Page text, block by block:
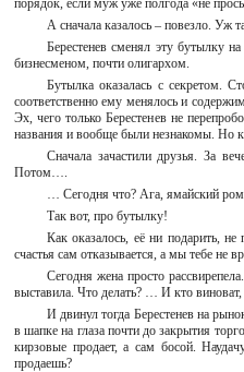
порядок, если муж уже полгода «не
А сначала казалось – повезло. Уж
Берестенев сменял эту бутылку
бизнесменом, почти олигархом.
Бутылка оказалась с секретом.
соответственно ему менялось и
Эх, чего только Берестенев не
названия и вообще были незнакомы. Но
Сначала зачастили друзья. За
Потом….
… Сегодня что? Ага, ямайский
Так вот, про бутылку!
Как оказалось, её ни подарить,
счастья сам отказывается, а мы тебе
Сегодня жена просто
выставила. Что делать? … И кто виноват,
И двинул тогда Берестенев на
в шапке на глаза почти до закрытия
кирзовые продает, а сам босой.
продаешь?